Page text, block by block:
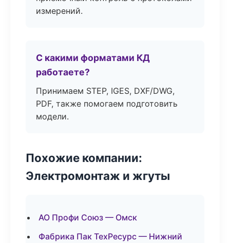
измерений.
С какими форматами КД
работаете?
Принимаем STEP, IGES, DXF/DWG,
PDF, также помогаем подготовить
модели.
Похожие компании:
Электромонтаж и жгуты
АО Профи Союз — Омск
Фабрика Пак ТехРесурс — Нижний